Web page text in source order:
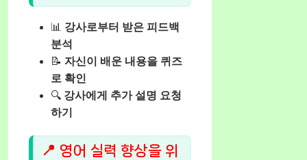
📊 강사로부터 받은 피드백
분석
📝 자신이 배운 내용을 퀴즈
로 확인
🔍 강사에게 추가 설명 요청
하기
📍 영어 실력 향상을 위